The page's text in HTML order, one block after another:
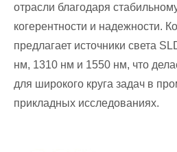
отрасли благодаря
когерентности и надежности.
предлагает источники света
нм, 1310 нм и 1550 нм, что
для широкого круга задач в
прикладных исследованиях.